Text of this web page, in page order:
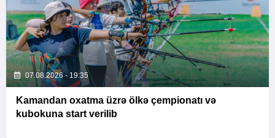
07.08.2026 - 19:35
Kamandan oxatma üzrə ölkə çempionatı və
kubokuna start verilib